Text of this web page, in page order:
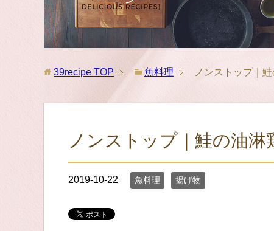
39recipe TOP 魚料理 ノンストップ｜
ノンストップ｜鮭の油
2019-10-22 魚料理 揚げ物